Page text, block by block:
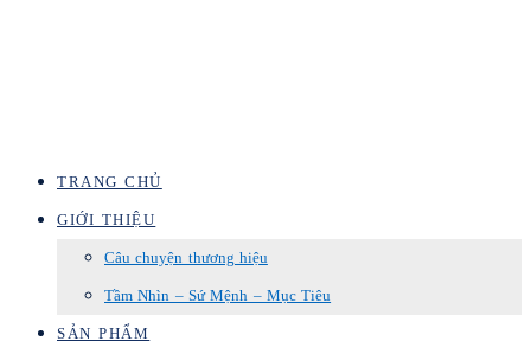
TRANG CHỦ
GIỚI THIỆU
Câu chuyện thương hiệu
Tầm Nhìn – Sứ Mệnh – Mục Tiêu
SẢN PHẨM